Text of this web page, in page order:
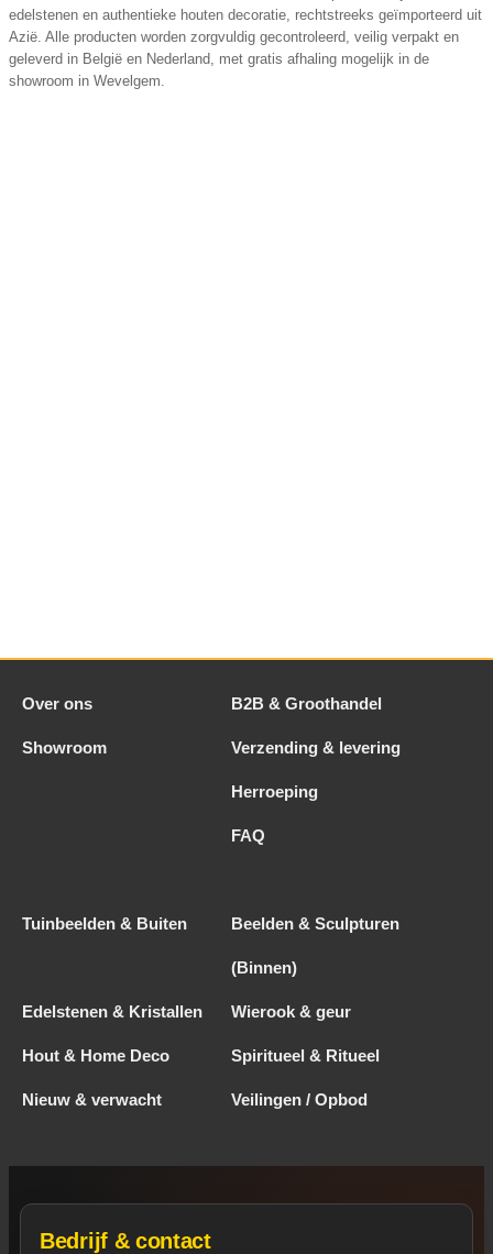
edelstenen en authentieke houten decoratie, rechtstreeks geïmporteerd uit
Azië. Alle producten worden zorgvuldig gecontroleerd, veilig verpakt en
geleverd in België en Nederland, met gratis afhaling mogelijk in de
showroom in Wevelgem.
Over ons B2B & Groothandel
Showroom Verzending & levering
Herroeping
FAQ
Tuinbeelden & Buiten Beelden & Sculpturen
(Binnen)
Edelstenen & Kristallen Wierook & geur
Hout & Home Deco Spiritueel & Ritueel
Nieuw & verwacht Veilingen / Opbod
Bedrijf & contact